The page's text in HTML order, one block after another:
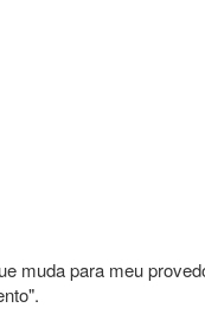
muda para meu